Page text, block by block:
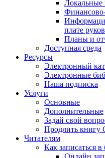
Локальные
плате
Планы и
Доступная среда
Ресурсы
Электронный
Электронные
Наша подписка
Услуги
Основные
Дополнительные
Задай свой
Продлить книгу
Читателям
Как записаться
Онлайн